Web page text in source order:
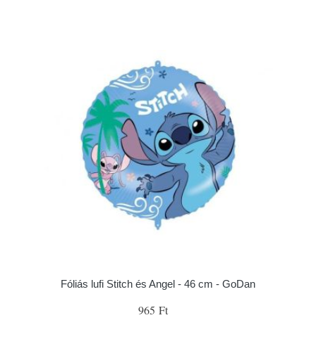
Fóliás lufi Stitch és Angel - 46 cm - GoDan
965 Ft